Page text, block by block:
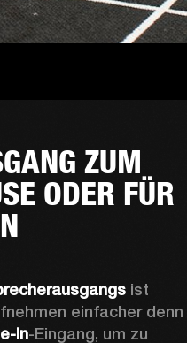
ZUM
ODER FÜR
ist
einfacher denn
In-Eingang, um zu